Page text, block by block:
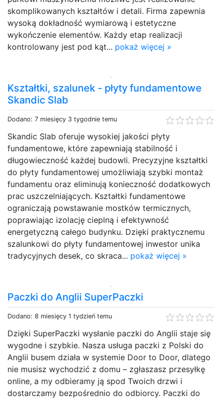
skomplikowanych kształtów i detali. Firma zapewnia
wysoką dokładność wymiarową i estetyczne
wykończenie elementów. Każdy etap realizacji
kontrolowany jest pod kąt... pokaż więcej »
Kształtki, szalunek - płyty fundamentowe
Skandic Slab
Dodano: 7 miesięcy 3 tygodnie temu
Skandic Slab oferuje wysokiej jakości płyty
fundamentowe, które zapewniają stabilność i
długowieczność każdej budowli. Precyzyjne kształtki
do płyty fundamentowej umożliwiają szybki montaż
fundamentu oraz eliminują konieczność dodatkowych
prac uszczelniających. Kształtki fundamentowe
ograniczają powstawanie mostków termicznych,
poprawiając izolację cieplną i efektywność
energetyczną całego budynku. Dzięki praktycznemu
szalunkowi do płyty fundamentowej inwestor unika
tradycyjnych desek, co skraca... pokaż więcej »
Paczki do Anglii SuperPaczki
Dodano: 8 miesięcy 1 tydzień temu
Dzięki SuperPaczki wysłanie paczki do Anglii staje się
wygodne i szybkie. Nasza usługa paczki z Polski do
Anglii busem działa w systemie Door to Door, dlatego
nie musisz wychodzić z domu – zgłaszasz przesyłkę
online, a my odbieramy ją spod Twoich drzwi i
dostarczamy bezpośrednio do odbiorcy. Paczki do